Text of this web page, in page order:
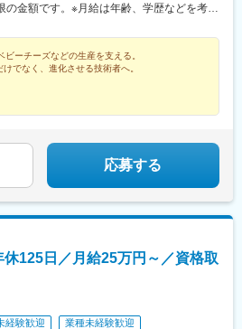
の金額です。※月給は年齢、学歴などを考慮
給26万6200円以上33歳：月給29万9300円
昇格を想定したモデルです。※時間外手
、家族手当などは別途支給します。
ビーチーズなどの生産を支える。
けでなく、進化させる技術者へ。
応募する
125日／月給25万円～／資格取
経験歓迎 業種未経験歓迎